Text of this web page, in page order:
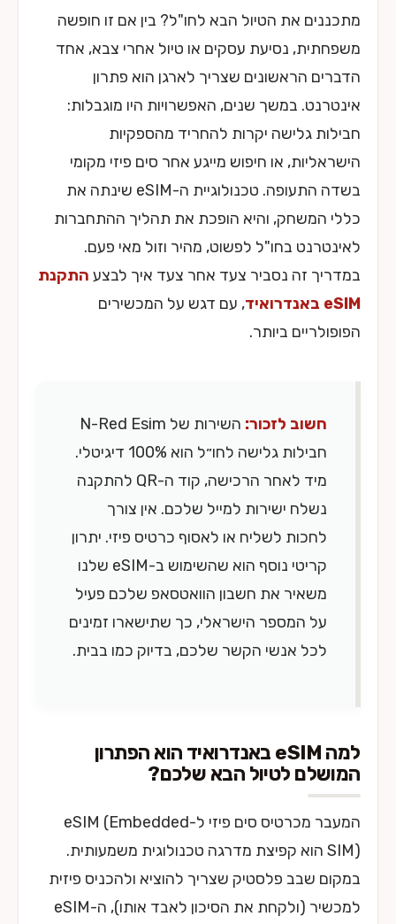
מתכננים את הטיול הבא לחו"ל? בין אם זו חופשה
משפחתית, נסיעת עסקים או טיול אחרי צבא, אחד
הדברים הראשונים שצריך לארגן הוא פתרון
אינטרנט. במשך שנים, האפשרויות היו מוגבלות:
חבילות גלישה יקרות להחריד מהספקיות
הישראליות, או חיפוש מייגע אחר סים פיזי מקומי
בשדה התעופה. טכנולוגיית ה-eSIM שינתה את
כללי המשחק, והיא הופכת את תהליך ההתחברות
לאינטרנט בחו"ל לפשוט, מהיר וזול מאי פעם.
במדריך זה נסביר צעד אחר צעד איך לבצע התקנת
eSIM באנדרואיד
, עם דגש על המכשירים
הפופולריים ביותר.
חשוב לזכור:
השירות של N-Red Esim
חבילות גלישה לחו״ל הוא 100% דיגיטלי.
מיד לאחר הרכישה, קוד ה-QR להתקנה
נשלח ישירות למייל שלכם. אין צורך
לחכות לשליח או לאסוף כרטיס פיזי. יתרון
קריטי נוסף הוא שהשימוש ב-eSIM שלנו
משאיר את חשבון הוואטסאפ שלכם פעיל
על המספר הישראלי, כך שתישארו זמינים
לכל אנשי הקשר שלכם, בדיוק כמו בבית.
למה eSIM באנדרואיד הוא הפתרון
המושלם לטיול הבא שלכם?
המעבר מכרטיס סים פיזי ל-eSIM (Embedded
SIM) הוא קפיצת מדרגה טכנולוגית משמעותית.
במקום שבב פלסטיק שצריך להוציא ולהכניס פיזית
למכשיר (ולקחת את הסיכון לאבד אותו), ה-eSIM